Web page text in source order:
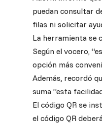
puedan consultar
filas ni solicitar
La herramienta se
Según el vocero,
opción más
Además, recordó
suma “esta
El código QR se
el código QR